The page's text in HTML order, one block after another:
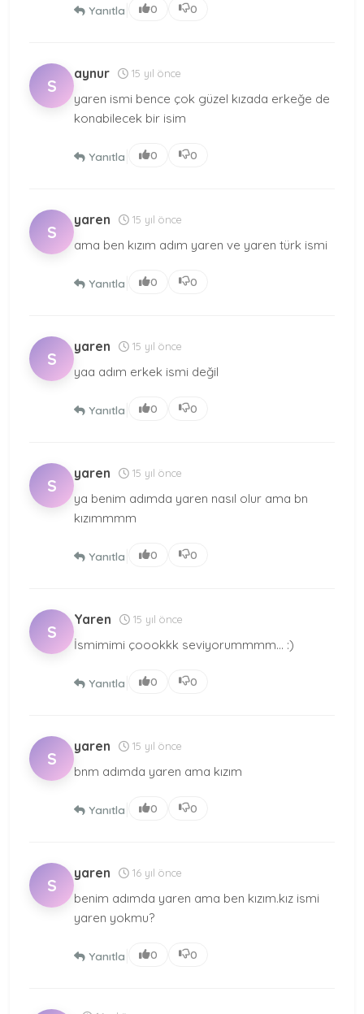
Yanıtla 0 0
S
aynur 15 yıl önce
yaren ismi bence çok güzel kızada erkeğe de
konabilecek bir isim
Yanıtla 0 0
S
yaren 15 yıl önce
ama ben kızım adım yaren ve yaren türk ismi
Yanıtla 0 0
S
yaren 15 yıl önce
yaa adım erkek ismi değil
Yanıtla 0 0
S
yaren 15 yıl önce
ya benim adımda yaren nasıl olur ama bn
kızımmmm
Yanıtla 0 0
S
Yaren 15 yıl önce
İsmimimi çoookkk seviyorummmm... :)
Yanıtla 0 0
S
yaren 15 yıl önce
bnm adımda yaren ama kızım
Yanıtla 0 0
S
yaren 16 yıl önce
benim adımda yaren ama ben kızım.kız ismi
yaren yokmu?
Yanıtla 0 0